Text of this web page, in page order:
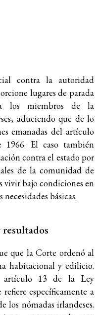
contra la autoridad
lugares de parada
los miembros de la
aduciendo que de lo
emanadas del artículo
El caso también
contra el estado por
de la comunidad de
vivir bajo condiciones en
básicas.
que la Corte ordenó al
habitacional y edilicio.
artículo 13 de la Ley
específicamente a
los nómadas irlandeses.